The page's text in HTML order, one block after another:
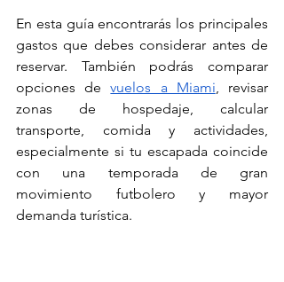
En esta guía encontrarás los principales
gastos que debes considerar antes de
reservar. También podrás comparar
opciones de vuelos a Miami, revisar
zonas de hospedaje, calcular
transporte, comida y actividades,
especialmente si tu escapada coincide
con una temporada de gran
movimiento futbolero y mayor
demanda turística.